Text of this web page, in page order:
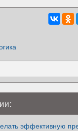
эффективную